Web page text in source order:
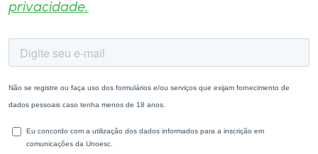
privacidade.